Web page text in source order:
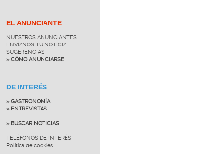
EL ANUNCIANTE
NUESTROS ANUNCIANTES
ENVÍANOS TU NOTICIA
SUGERENCIAS
» CÓMO ANUNCIARSE
DE INTERÉS
» GASTRONOMÍA
» ENTREVISTAS
» BUSCAR NOTICIAS
TELÉFONOS DE INTERÉS
Política de cookies